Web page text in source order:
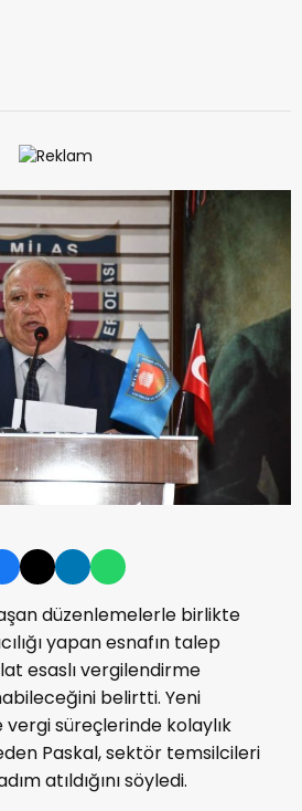
düzenlemelerle birlikte
yapan esnafın talep
esaslı vergilendirme
belirtti. Yeni
vergi süreçlerinde kolaylık
Paskal, sektör temsilcileri
atıldığını söyledi.